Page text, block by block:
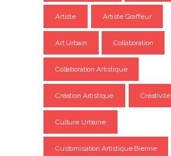
Artiste Artiste Graffeur
Art Urbain Collaboration
Collaboration Artistique
Création Artistique Créativité
Culture Urbaine
Customisation Artistique Bienne